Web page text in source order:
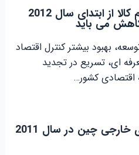
تعرفه های گمرکی 730 قلم کالا از ابتدای سال 2012
بهبود بیشتر کنترل اقتصاد
ای، تسریع در تجدید
اقتصادی کشور…
میزان جذب سرمایه گذاری خارجی چین در سال 2011